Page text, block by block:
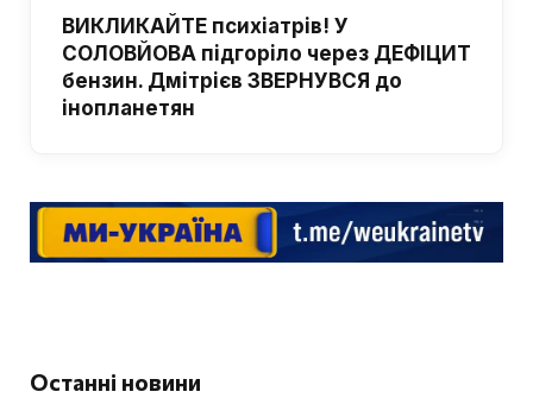
ВИКЛИКАЙТЕ психіатрів! У
СОЛОВЙОВА підгоріло через ДЕФІЦИТ
бензин. Дмітрієв ЗВЕРНУВСЯ до
інопланетян
Останні новини